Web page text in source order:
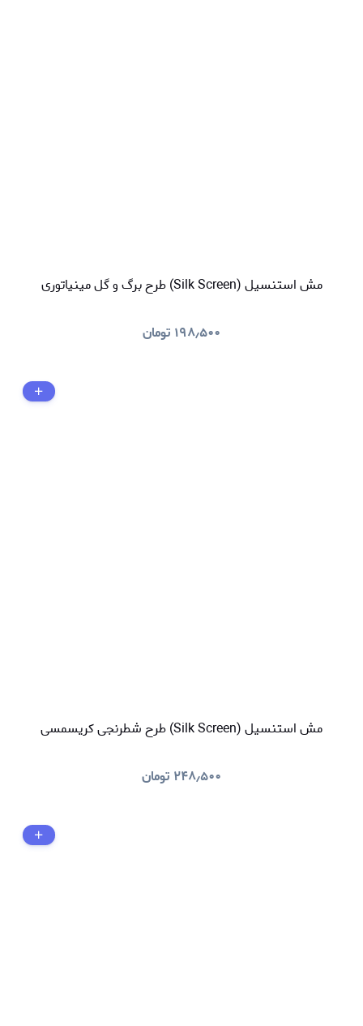
مش استنسیل (Silk Screen) طرح برگ و گل مینیاتوری
۱۹۸٫۵۰۰ تومان
مش استنسیل (Silk Screen) طرح شطرنجی کریسمسی
۲۴۸٫۵۰۰ تومان